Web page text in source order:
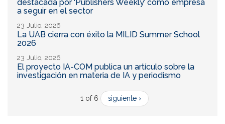
destacada por ‘Publishers Weekly’ como empresa
a seguir en el sector
23 Julio, 2026
La UAB cierra con éxito la MILID Summer School
2026
23 Julio, 2026
El proyecto IA-COM publica un artículo sobre la
investigación en materia de IA y periodismo
1 of 6 siguiente ›